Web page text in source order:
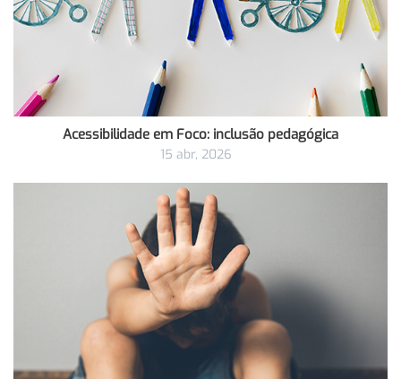
Acessibilidade em Foco: inclusão pedagógica
15 abr, 2026